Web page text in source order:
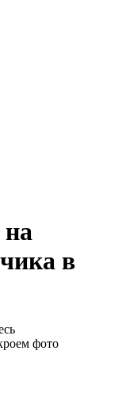
на
в
фото